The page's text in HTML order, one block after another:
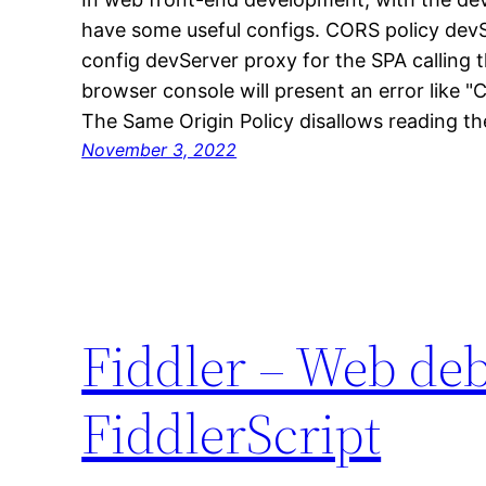
have some useful configs. CORS policy
config devServer proxy for the SPA calling
browser console will present an error like
The Same Origin Policy disallows reading
November 3, 2022
Fiddler – Web
FiddlerScript